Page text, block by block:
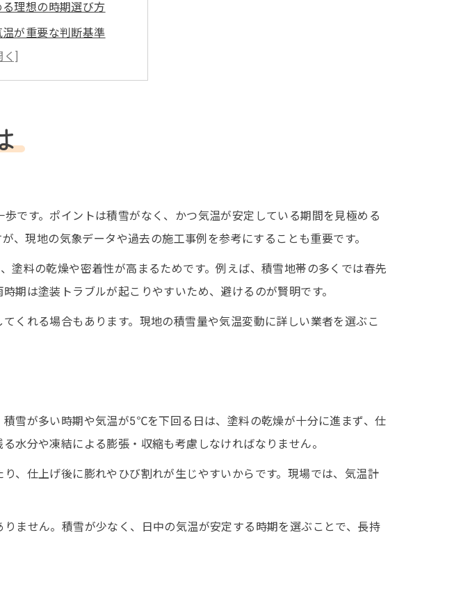
理想の時期選び方
が重要な判断基準
湿度の関係を解説
施工タイミングとは
か検証
いための注意事項
すべき気温条件
る影響を徹底検証
る時期
とその理由を解説
時期の特徴とは
の選び方
する色選びのコツ
選びポイント解説
色の特徴とは
です。ポイントは積雪がなく、かつ気温が安定している期間を見極める
現地の気象データや過去の施工事例を参考にすることも重要です。
料の乾燥や密着性が高まるためです。例えば、積雪地帯の多くでは春先
期は塗装トラブルが起こりやすいため、避けるのが賢明です。
くれる場合もあります。現地の積雪量や気温変動に詳しい業者を選ぶこ
雪が多い時期や気温が5℃を下回る日は、塗料の乾燥が十分に進まず、仕
水分や凍結による膨張・収縮も考慮しなければなりません。
、仕上げ後に膨れやひび割れが生じやすいからです。現場では、気温計
ません。積雪が少なく、日中の気温が安定する時期を選ぶことで、長持